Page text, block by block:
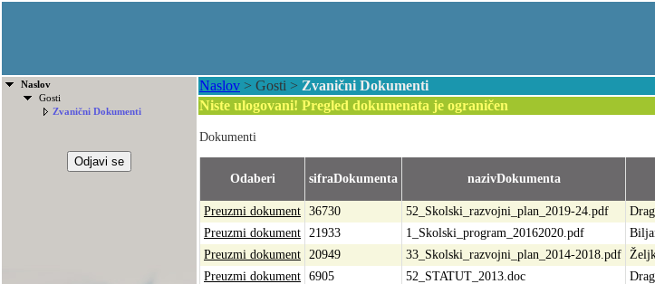
Naslov
Gosti
Zvanični Dokumenti
Naslov > Gosti > Zvanični Dokumenti
Niste ulogovani! Pregled dokumenata je ograničen
Dokumenti
Odaberi sifraDokumenta nazivDokumenta
Preuzmi dokument 36730 52_Skolski_razvojni_plan_2019-24.pdf
Preuzmi dokument 21933 1_Skolski_program_20162020.pdf
Preuzmi dokument 20949 33_Skolski_razvojni_plan_2014-2018.pdf
Preuzmi dokument 6905 52_STATUT_2013.doc